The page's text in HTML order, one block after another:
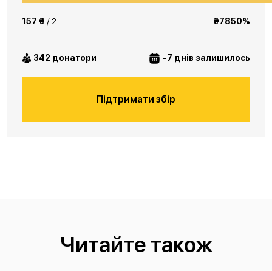
157 ₴ / 2 ₴7850%
342 донатори -7 днів залишилось
Підтримати збір
Читайте також